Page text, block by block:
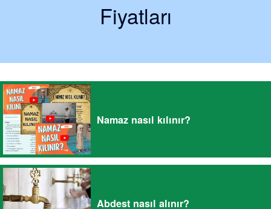
Fiyatları
Namaz nasıl kılınır?
Abdest nasıl alınır?